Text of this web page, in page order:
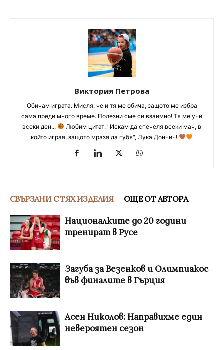
Виктория Петрова
Обичам играта. Мисля, че и тя ме обича, защото ме избра
сама преди много време. Полезни сме си взаимно! Тя ме учи
всеки ден...
Любим цитат: "Искам да спечеля всеки мач, в
който играя, защото мразя да губя", Лука Дончич!
СВЪРЗАНИ С ТЯХ ИЗДЕЛИЯ ОЩЕ ОТ АВТОРА
Националките до 20 години
тренират в Русе
Загуба за Везенков и Олимпиакос
във финалите в Гърция
Асен Николов: Направихме един
невероятен сезон